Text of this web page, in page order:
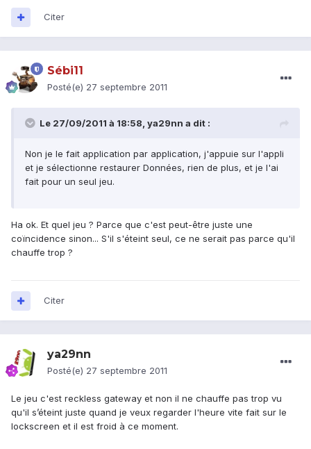
Citer
Sébi11
Posté(e) 27 septembre 2011
Le 27/09/2011 à 18:58, ya29nn a dit :
Non je le fait application par application, j'appuie sur l'appli
et je sélectionne restaurer Données, rien de plus, et je l'ai
fait pour un seul jeu.
Ha ok. Et quel jeu ? Parce que c'est peut-être juste une
coïncidence sinon... S'il s'éteint seul, ce ne serait pas parce qu'il
chauffe trop ?
Citer
ya29nn
Posté(e) 27 septembre 2011
Le jeu c'est reckless gateway et non il ne chauffe pas trop vu
qu'il s’éteint juste quand je veux regarder l'heure vite fait sur le
lockscreen et il est froid à ce moment.